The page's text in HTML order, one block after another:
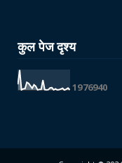
कुल पेज दृश्य
1976940